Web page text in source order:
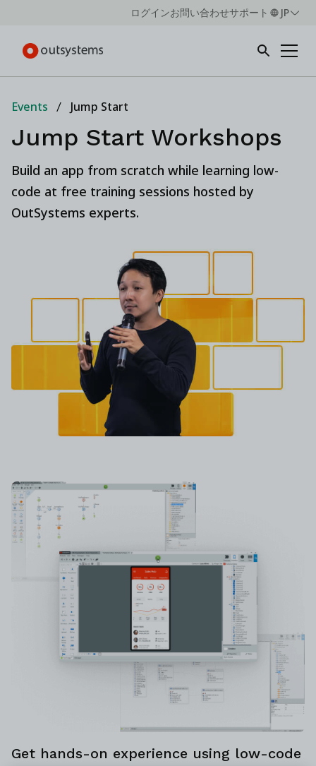
ログインお問い合わせサポート JP
Events Jump Start
Jump Start Workshops
Build an app from scratch while learning low-
code at free training sessions hosted by
OutSystems experts.
Get hands-on experience using low-code